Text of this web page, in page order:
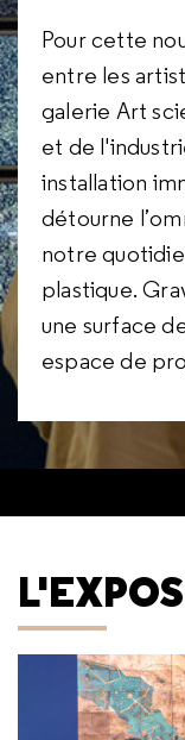
Pour cette
entre les
galerie Art
et de
installation
détourne
notre
plastique.
une surface
espace de